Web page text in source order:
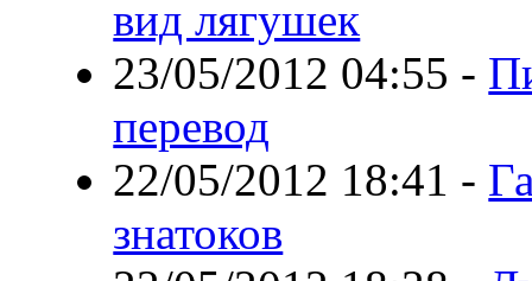
вид лягушек
23/05/2012 04:55 -
перевод
22/05/2012 18:41 -
знатоков